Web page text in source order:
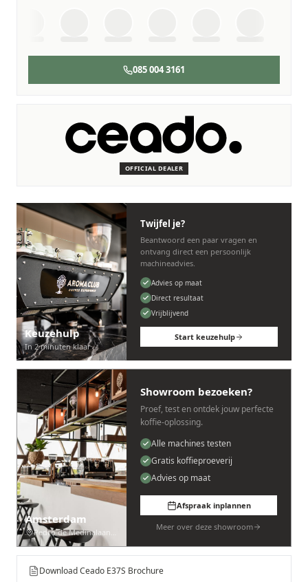
085 004 3161
OFFICIAL DEALER
Wij staan voor je klaar
Deskundige monteurs die verstand hebben van Ceado
Persoonlijk, snel en zonder gedoe.
Keuzehulp
In 2 minuten klaar
Twijfel je?
Beantwoord een paar vragen en
ontvang direct een persoonlijk
machineadvies.
Advies op maat
Direct resultaat
Vrijblijvend
Start keuzehulp
Amsterdam
Pedro de Medinalaan 53
Showroom bezoeken?
Proef, test en ontdek jouw perfecte
koffie-oplossing.
Alle machines testen
Gratis koffieproeverij
Advies op maat
Afspraak inplannen
Meer over deze showroom
Download Ceado E37S Brochure